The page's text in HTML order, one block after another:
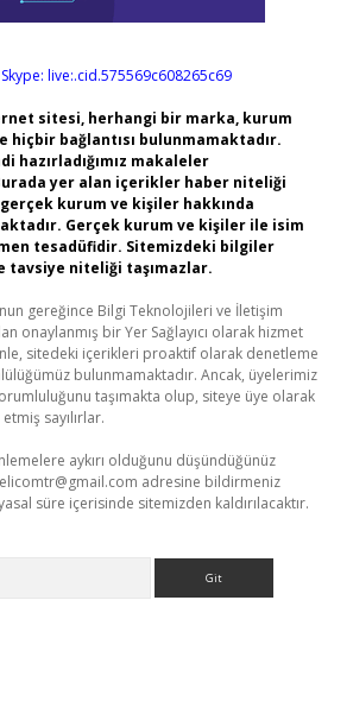
Skype: live:.cid.575569c608265c69
sitesi, herhangi bir marka, kurum
hiçbir bağlantısı bulunmamaktadır.
hazırladığımız makaleler
yer alan içerikler haber niteliği
kurum ve kişiler hakkında
Gerçek kurum ve kişiler ile isim
tesadüfidir. Sitemizdeki bilgiler
tavsiye niteliği taşımazlar.
gereğince Bilgi Teknolojileri ve İletişim
onaylanmış bir Yer Sağlayıcı olarak hizmet
sitedeki içerikleri proaktif olarak denetleme
bulunmamaktadır. Ancak, üyelerimiz
taşımakta olup, siteye üye olarak
sayılırlar.
aykırı olduğunu düşündüğünüz
adresine bildirmeniz
süre içerisinde sitemizden kaldırılacaktır.